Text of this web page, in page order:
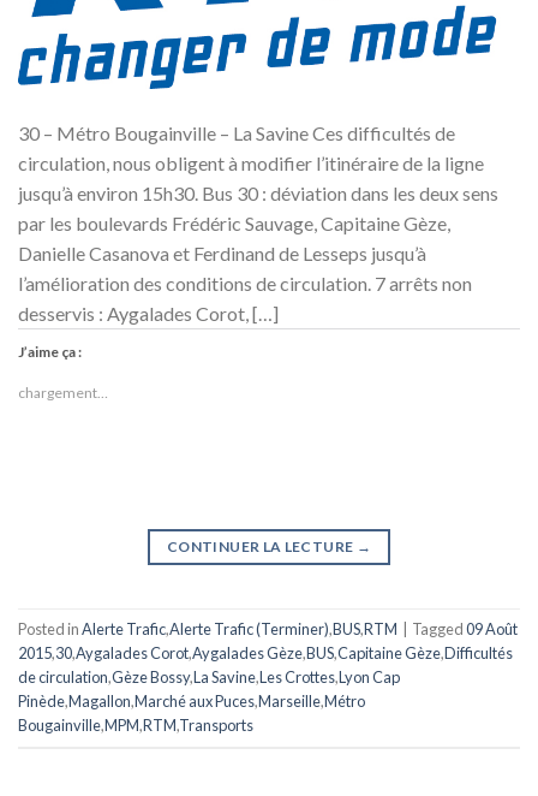
30 – Métro Bougainville – La Savine Ces difficultés de
circulation, nous obligent à modifier l’itinéraire de la ligne
jusqu’à environ 15h30. Bus 30 : déviation dans les deux sens
par les boulevards Frédéric Sauvage, Capitaine Gèze,
Danielle Casanova et Ferdinand de Lesseps jusqu’à
l’amélioration des conditions de circulation. 7 arrêts non
desservis : Aygalades Corot, […]
J’aime ça :
chargement…
CONTINUER LA LECTURE →
Posted inAlerte Trafic,Alerte Trafic (Terminer),BUS,RTM Tagged09 Août
2015,30,Aygalades Corot,Aygalades Gèze,BUS,Capitaine Gèze,Difficultés
de circulation,Gèze Bossy,La Savine,Les Crottes,Lyon Cap
Pinède,Magallon,Marché aux Puces,Marseille,Métro
Bougainville,MPM,RTM,Transports